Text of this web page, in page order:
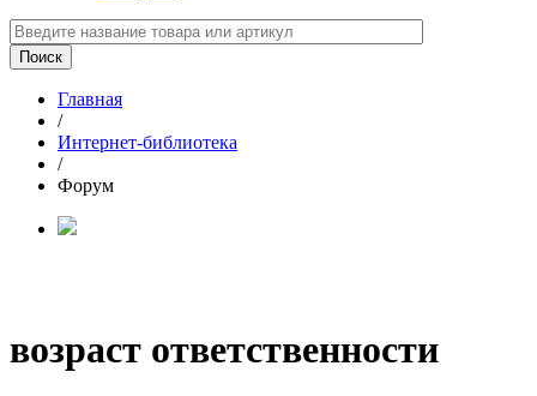
Главная
/
Интернет-библиотека
/
Форум
возраст ответственности